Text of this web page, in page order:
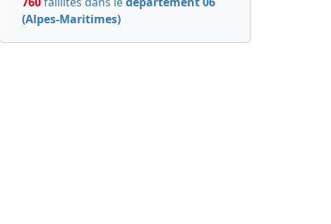
(Alpes-Maritimes)